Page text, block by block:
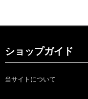
ショップガイド
当サイトについて